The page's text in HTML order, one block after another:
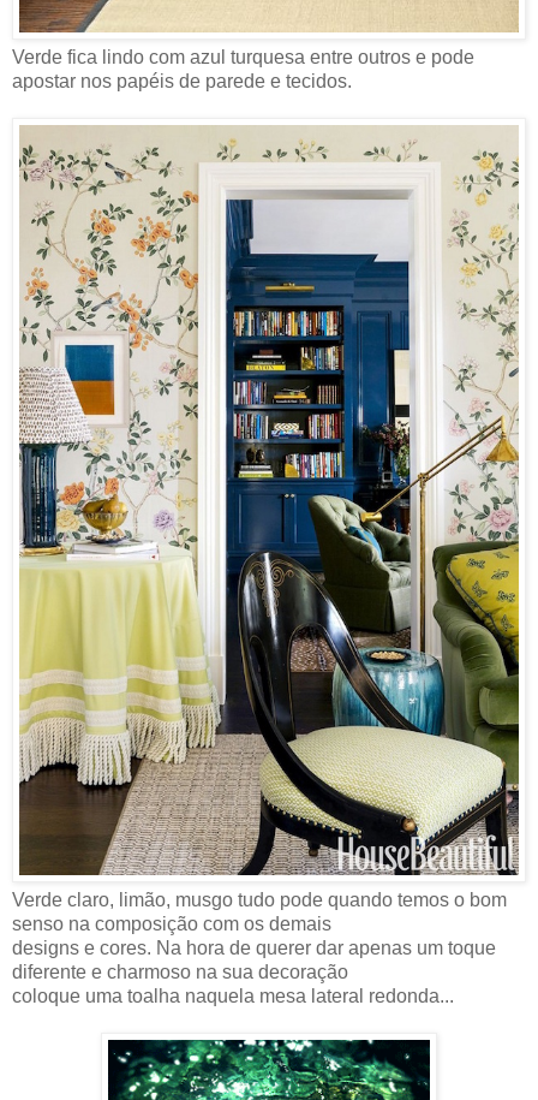
Verde fica lindo com azul turquesa entre outros e pode
apostar nos papéis de parede e tecidos.
Verde claro, limão, musgo tudo pode quando temos o bom
senso na composição com os demais
designs e cores. Na hora de querer dar apenas um toque
diferente e charmoso na sua decoração
coloque uma toalha naquela mesa lateral redonda...